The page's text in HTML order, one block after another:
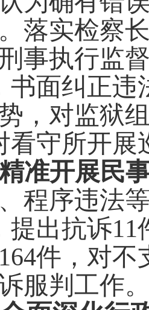
。落实检察
事执行监
书面纠正违
，对监狱
看守所开展
精准开展民
程序违法
提出抗诉11
164件，对不
服判工作